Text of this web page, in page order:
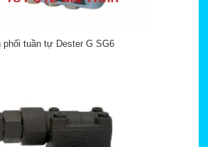
phối tuần tự Dester G SG6